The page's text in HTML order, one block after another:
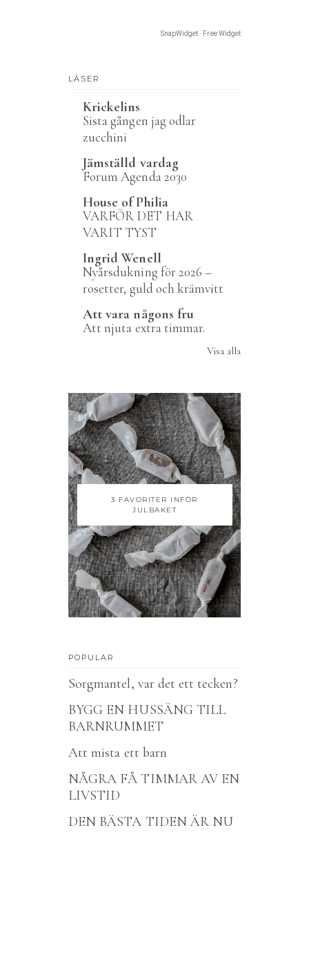
SnapWidget · Free Widget
LÄSER
Krickelins
Sista gången jag odlar
zucchini
Jämställd vardag
Forum Agenda 2030
House of Philia
VARFÖR DET HAR
VARIT TYST
Ingrid Wenell
Nyårsdukning för 2026 –
rosetter, guld och krämvitt
Att vara någons fru
Att njuta extra timmar.
Visa alla
3 FAVORITER INFÖR
JULBAKET
POPULAR
Sorgmantel, var det ett tecken?
BYGG EN HUSSÄNG TILL
BARNRUMMET
Att mista ett barn
NÅGRA FÅ TIMMAR AV EN
LIVSTID
DEN BÄSTA TIDEN ÄR NU